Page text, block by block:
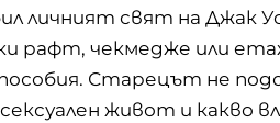
личният свят на Джак
рафт, чекмедже или
Старецът не
живот и какво